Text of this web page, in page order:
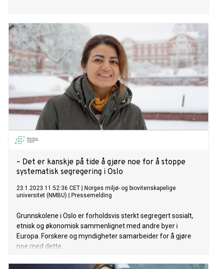
– Det er kanskje på tide å gjøre noe for å stoppe
systematisk segregering i Oslo
23.1.2023 11:52:36 CET
Norges miljø- og biovitenskapelige
universitet (NMBU)
Pressemelding
Grunnskolene i Oslo er forholdsvis sterkt segregert sosialt,
etnisk og økonomisk sammenlignet med andre byer i
Europa. Forskere og myndigheter samarbeider for å gjøre
noe med dette.